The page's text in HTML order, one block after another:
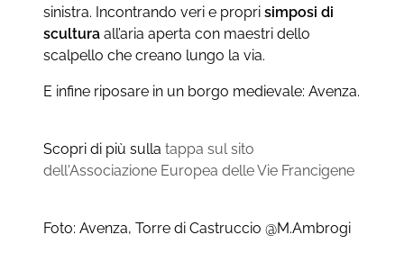
sinistra. Incontrando veri e propri simposi di
scultura all’aria aperta con maestri dello
scalpello che creano lungo la via.
E infine riposare in un borgo medievale: Avenza.
Scopri di più sulla tappa sul sito
dell'Associazione Europea delle Vie Francigene
Foto: Avenza, Torre di Castruccio @M.Ambrogi